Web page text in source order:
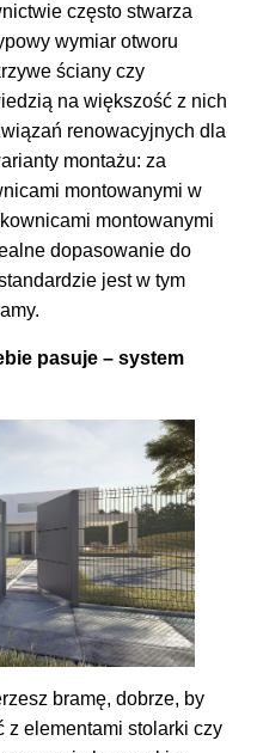
często stwarza
wymiar otworu
ściany czy
na większość z nich
renowacyjnych dla
montażu: za
montowanymi w
montowanymi
dopasowanie do
jest w tym
pasuje – system
bramę, dobrze, by
z elementami stolarki czy